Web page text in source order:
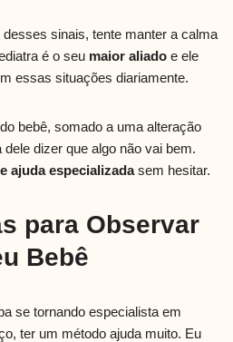
sinais, tente manter a calma
é o seu maior aliado e ele
essas situações diariamente.
bebê, somado a uma alteração
dizer que algo não vai bem.
ajuda especializadasem hesitar.
para Observar
Bebê
se tornando especialista em
ter um método ajuda muito. Eu